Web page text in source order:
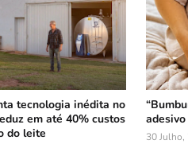
tecnologia inédita no
em até 40% custos
do leite
30 Julho,